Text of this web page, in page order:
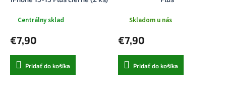
Centrálny sklad
€7,90
Pridať do košíka
Skladom u nás
€7,90
Pridať do košíka